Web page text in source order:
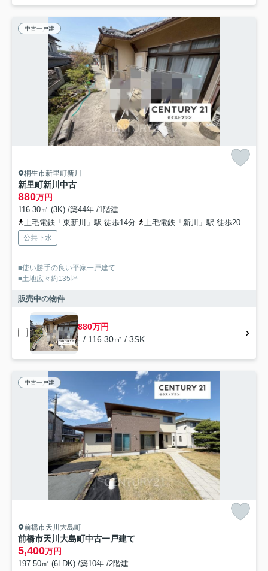
中古一戸建
桐生市新里町新川
新里町新川中古
880万円
116.30㎡ (3K) /築44年 /1階建
上毛電鉄「東新川」駅 徒歩14分
上毛電鉄「新川」駅 徒歩20分
公共下水
■使い勝手の良い平家一戸建て
■土地広々約135坪
販売中の物件
880万円
- / 116.30㎡ / 3SK
中古一戸建
前橋市天川大島町
前橋市天川大島町中古一戸建て
5,400万円
197.50㎡ (6LDK) /築10年 /2階建